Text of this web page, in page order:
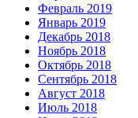
Февраль 2019
Январь 2019
Декабрь 2018
Ноябрь 2018
Октябрь 2018
Сентябрь 2018
Август 2018
Июль 2018